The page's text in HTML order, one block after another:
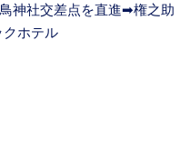
社交差点を直進➡権之助
ホテル